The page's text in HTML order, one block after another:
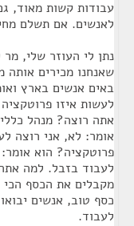
עבודות קשות מאוד,
לאנשים. אם תשלם
נתן לי העוזר שלי,
שאנחנו מכירים
באים אנשים בארץ
לעשות איזו
אתה רוצה? מנהל
אומר: לא, אני רוצה
פרוטקציה? הוא
לעבוד בזבל. למה
מקבלים את הכסף
כסף טוב, אנשים
לעבוד.